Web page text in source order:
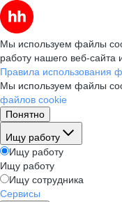
Мы используем файлы
работу нашего веб-сайта
Правила использования
Мы используем файлы
файлов cookie
Понятно
Ищу работу
Ищу работу
Ищу работу
Ищу сотрудника
Сервисы